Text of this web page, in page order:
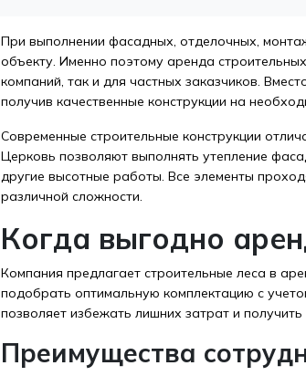
При выполнении фасадных, отделочных,
объекту. Именно поэтому аренда
компаний, так и для частных заказчиков.
получив качественные конструкции на
Современные строительные конструкции
Церковь позволяют выполнять утепление
другие высотные работы. Все элементы
различной сложности.
Когда выгодно
Компания предлагает строительные леса в
подобрать оптимальную комплектацию с
позволяет избежать лишних затрат и
Преимущества